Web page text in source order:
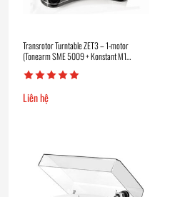
Transrotor Turntable ZET3 – 1-motor
(Tonearm SME 5009 + Konstant M1
Liên hệ